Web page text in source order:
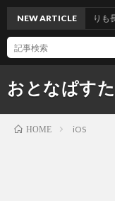
おとなぱすた
NEW ARTICLE
「曲線が直線よりも長
HOME iOS